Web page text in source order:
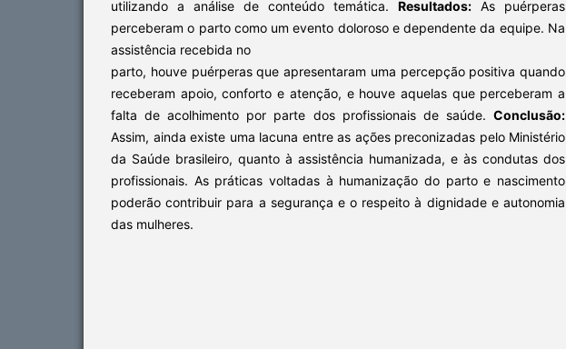
utilizando a análise de conteúdo temática. Resultados: As puérperas
perceberam o parto como um evento doloroso e dependente da equipe. Na
assistência recebida no
parto, houve puérperas que apresentaram uma percepção positiva quando
receberam apoio, conforto e atenção, e houve aquelas que perceberam a
falta de acolhimento por parte dos profissionais de saúde. Conclusão:
Assim, ainda existe uma lacuna entre as ações preconizadas pelo Ministério
da Saúde brasileiro, quanto à assistência humanizada, e às condutas dos
profissionais. As práticas voltadas à humanização do parto e nascimento
poderão contribuir para a segurança e o respeito à dignidade e autonomia
das mulheres.